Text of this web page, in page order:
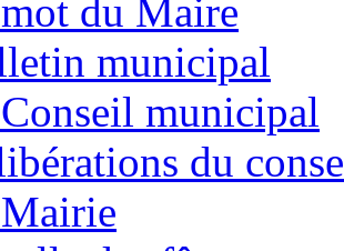
du Maire
municipal
municipal
du